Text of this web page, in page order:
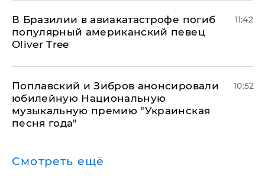
В Бразилии в авиакатастрофе погиб
популярный американский певец
Oliver Tree
11:42
Поплавский и Зибров анонсировали
юбилейную Национальную
музыкальную премию "Украинская
песня года"
10:52
Смотреть ещё